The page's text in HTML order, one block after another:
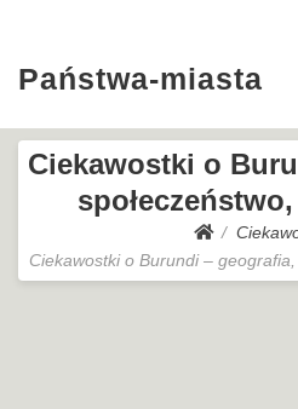
Państwa-miasta
Ciekawostki o
Ciekawostki o Burundi –